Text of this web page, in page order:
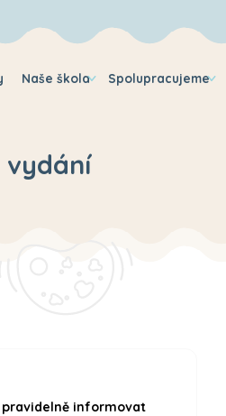
Naše škola Spolupracujeme
vydání
pravidelně informovat